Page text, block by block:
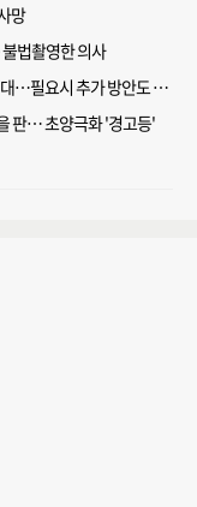
망
법촬영한 의사
[속보] 김용범, 레버리지 대책에 '상당한 효과 기대…필요시 추가 방안도 검토'
판… 초양극화 '경고등'